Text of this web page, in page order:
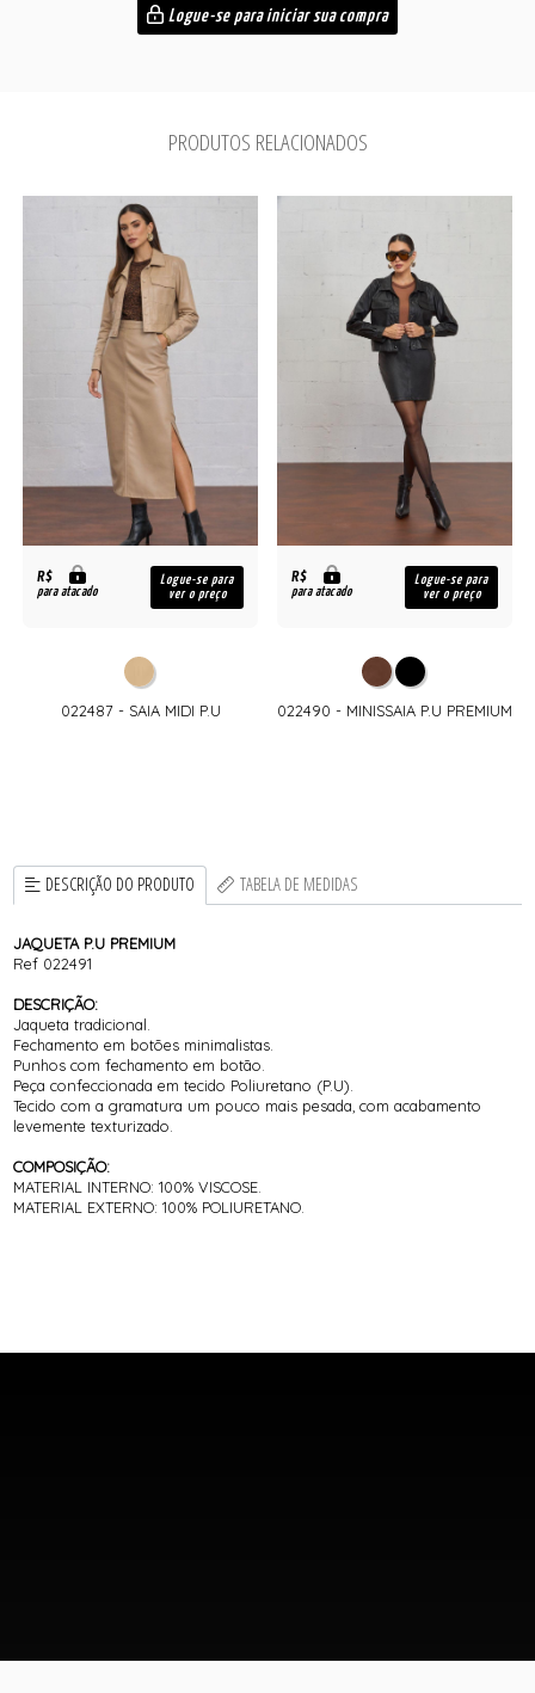
Logue-se para iniciar sua compra
PRODUTOS RELACIONADOS
R$
para atacado
Logue-se para
ver o preço
022487 - SAIA MIDI P.U
R$
para atacado
Logue-se para
ver o preço
022490 - MINISSAIA P.U PREMIUM
DESCRIÇÃO DO PRODUTO TABELA DE MEDIDAS
JAQUETA P.U PREMIUM
Ref 022491
DESCRIÇÃO:
Jaqueta tradicional.
Fechamento em botões minimalistas.
Punhos com fechamento em botão.
Peça confeccionada em tecido Poliuretano (P.U).
Tecido com a gramatura um pouco mais pesada, com acabamento
levemente texturizado.
COMPOSIÇÃO:
MATERIAL INTERNO: 100% VISCOSE.
MATERIAL EXTERNO: 100% POLIURETANO.